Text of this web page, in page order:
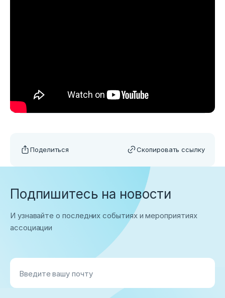
Поделиться Скопировать ссылку
Подпишитесь на новости
И узнавайте о последних событиях и мероприятиях
ассоциации
Введите вашу почту